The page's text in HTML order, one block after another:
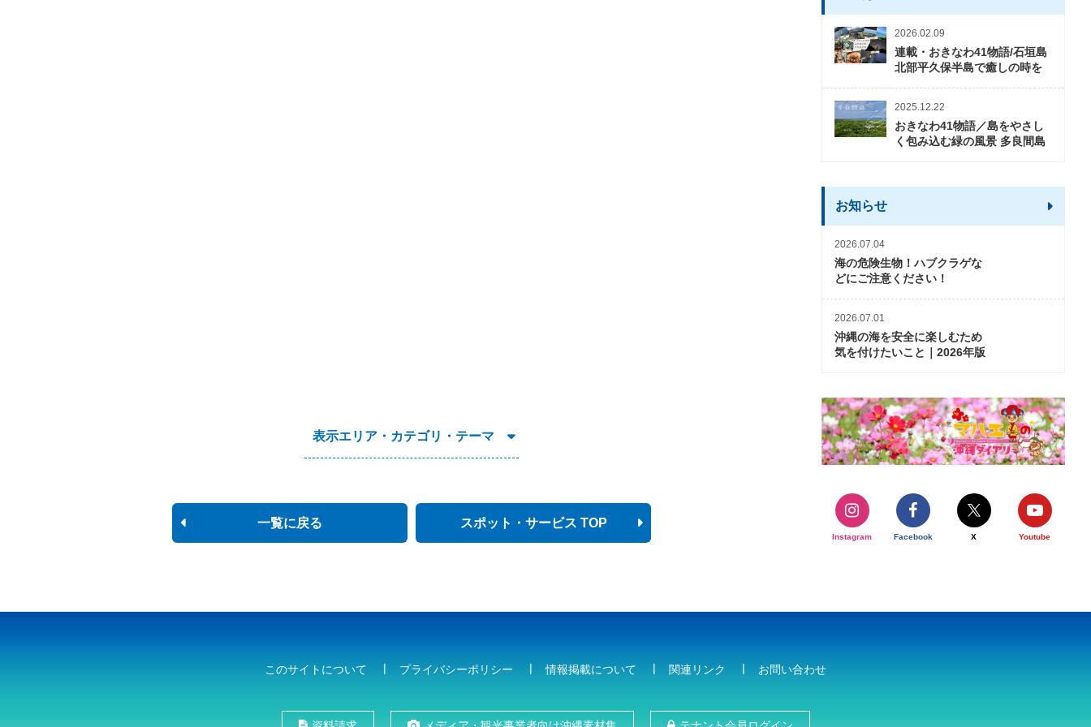
表示エリア・カテゴリ・テーマ
一覧に戻る スポット・サービス TOP
2026.02.09
連載・おきなわ41物語/石垣島
北部平久保半島で癒しの時を
2025.12.22
おきなわ41物語／島をやさし
く包み込む緑の風景 多良間島
お知らせ
2026.07.04
海の危険生物！ハブクラゲな
どにご注意ください！
2026.07.01
沖縄の海を安全に楽しむため
気を付けたいこと｜2026年版
Instagram Facebook X Youtube
このサイトについて プライバシーポリシー 情報掲載について 関連リンク お問い合わせ